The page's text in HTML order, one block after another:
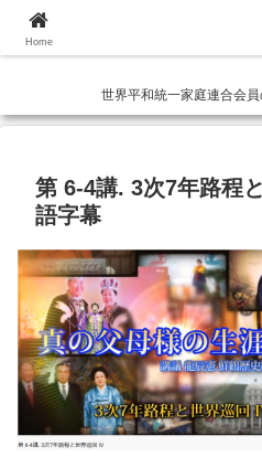
世界平和統一家庭連合会
第 6-4講. 3次7年路程
語字幕
Home